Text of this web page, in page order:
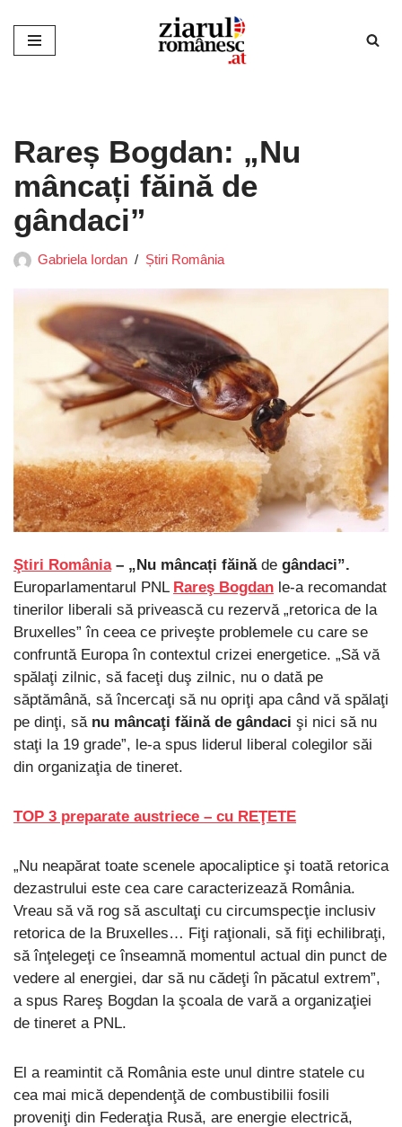
Sari
Rareș Bogdan: „Nu
mâncați făină de
gândaci”
Gabriela Iordan Știri România
Ştiri România– „Nu mâncați făină de gândaci”.
Europarlamentarul PNL Rareş Bogdan le-a recomandat
tinerilor liberali să privească cu rezervă „retorica de la
Bruxelles” în ceea ce priveşte problemele cu care se
confruntă Europa în contextul crizei energetice. „Să vă
spălaţi zilnic, să faceţi duş zilnic, nu o dată pe
săptămână, să încercaţi să nu opriţi apa când vă spălaţi
pe dinţi, să nu mâncaţi făină de gândaci şi nici să nu
staţi la 19 grade”, le-a spus liderul liberal colegilor săi
din organizaţia de tineret.
TOP 3 preparate austriece – cu REŢETE
„Nu neapărat toate scenele apocaliptice şi toată retorica
dezastrului este cea care caracterizează România.
Vreau să vă rog să ascultaţi cu circumspecţie inclusiv
retorica de la Bruxelles… Fiţi raţionali, să fiţi echilibraţi,
să înţelegeţi ce înseamnă momentul actual din punct de
vedere al energiei, dar să nu cădeţi în păcatul extrem”,
a spus Rareş Bogdan la şcoala de vară a organizaţiei
de tineret a PNL.
El a reamintit că România este unul dintre statele cu
cea mai mică dependenţă de combustibilii fosili
proveniţi din Federaţia Rusă, are energie electrică,